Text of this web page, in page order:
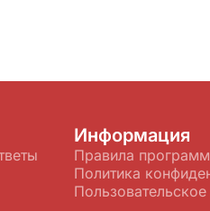
Информация
Правила
Политика